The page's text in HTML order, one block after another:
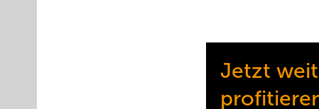
Im Gebäudebereich ist ein Weg zur Einhaltung des
Photovoltaik-Anlagen und die Umstellung der
weiterer ­regenerativer Strom, vorrangig aus Windkraft
Jetzt